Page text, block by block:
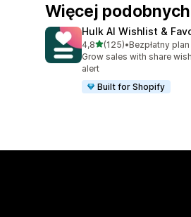
Więcej
Hulk AI Wishlist &
4,8na 5 gwiazdek
(125)
Łączna liczba recenzji: 125
•Bezpłatny
Grow sales with share
alert
Built for Shopify